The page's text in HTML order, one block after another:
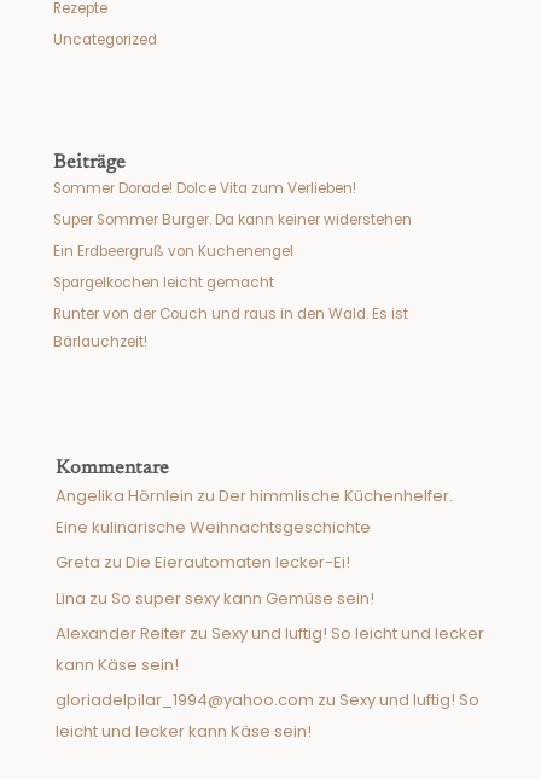
Rezepte
Uncategorized
Beiträge
Sommer Dorade! Dolce Vita zum Verlieben!
Super Sommer Burger. Da kann keiner widerstehen
Ein Erdbeergruß von Kuchenengel
Spargelkochen leicht gemacht
Runter von der Couch und raus in den Wald. Es ist
Bärlauchzeit!
Kommentare
Angelika Hörnlein zu Der himmlische Küchenhelfer.
Eine kulinarische Weihnachtsgeschichte
Greta zu Die Eierautomaten lecker-Ei!
Lina zu So super sexy kann Gemüse sein!
Alexander Reiter zu Sexy und luftig! So leicht und lecker
kann Käse sein!
gloriadelpilar_1994@yahoo.com zu Sexy und luftig! So
leicht und lecker kann Käse sein!